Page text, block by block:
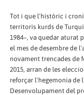
Tot i que l'històric i
territoris kurds de
1984–, va quedar aturat
el mes de desembre de
novament trencades de
2015, arran de les
reforçar l'hegemonia de
Desenvolupament del